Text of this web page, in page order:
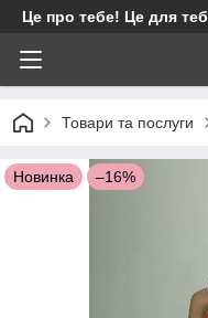
Це про тебе! Це для
Товари та послуги
Новинка –16%